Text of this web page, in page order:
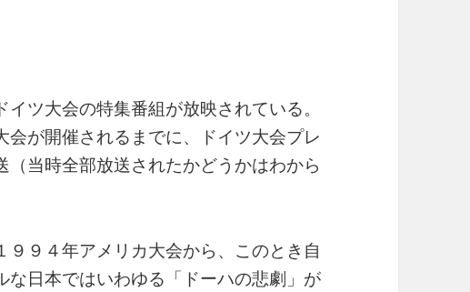
ツ大会の特集番組が放映されている。
が開催されるまでに、ドイツ大会プレ
当時全部放送されたかどうかはわから
９４年アメリカ大会から、このとき自
日本ではいわゆる「ドーハの悲劇」が